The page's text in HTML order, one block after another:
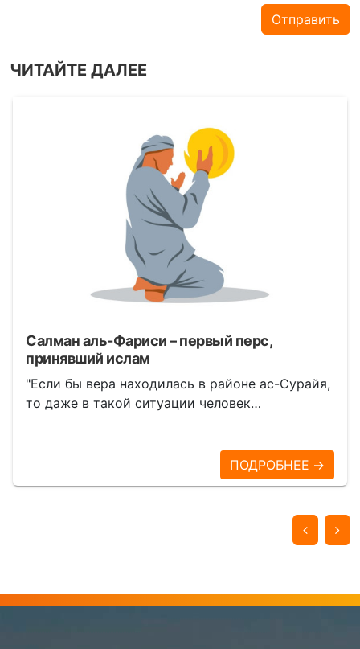
Отправить
ЧИТАЙТЕ ДАЛЕЕ
Салман аль-Фариси – первый перс,
принявший ислам
"Если бы вера находилась в районе ас-Сурайя,
то даже в такой ситуации человек…
ПОДРОБНЕЕ →